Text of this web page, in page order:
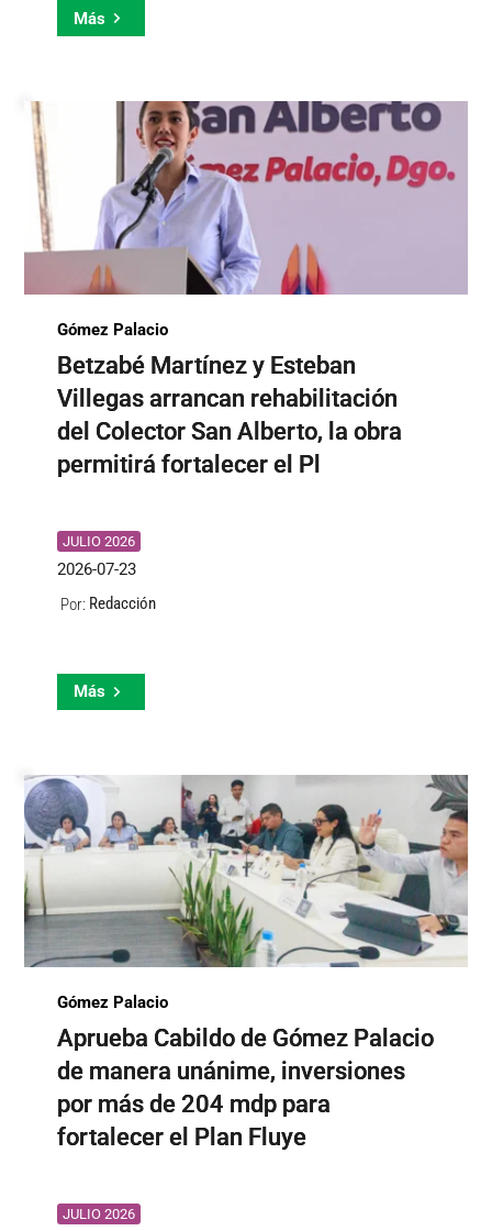
Más
Gómez Palacio
Betzabé Martínez y Esteban
Villegas arrancan rehabilitación
del Colector San Alberto, la obra
permitirá fortalecer el Pl
JULIO 2026
2026-07-23
Por: Redacción
Más
Gómez Palacio
Aprueba Cabildo de Gómez Palacio
de manera unánime, inversiones
por más de 204 mdp para
fortalecer el Plan Fluye
JULIO 2026